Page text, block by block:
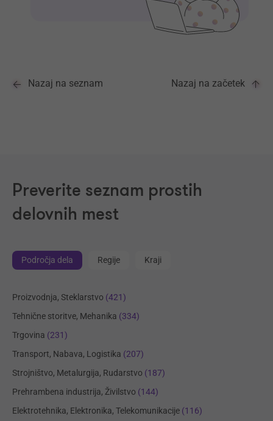
Nazaj na seznam Nazaj na začetek
Preverite seznam prostih
delovnih mest
Področja dela Regije Kraji
Proizvodnja, Steklarstvo (421)
Tehnične storitve, Mehanika (334)
Trgovina (231)
Transport, Nabava, Logistika (207)
Strojništvo, Metalurgija, Rudarstvo (187)
Prehrambena industrija, Živilstvo (144)
Elektrotehnika, Elektronika, Telekomunikacije (116)